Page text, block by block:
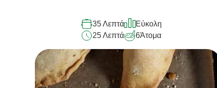
recipe
35 Λεπτά
Εύκολη
25 Λεπτά
6Άτομα